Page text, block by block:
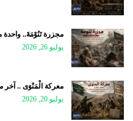
مجزرة تَنُوْمَةَ..
يوليو 26, 2026
معركة الْمَنْوَى .. آخر
يوليو 20, 2026